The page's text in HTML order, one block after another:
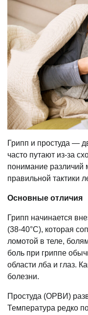
Грипп и простуда —
часто путают из-за
понимание
правильной тактики
Основные отличия
Грипп начинается
(38-40°С), которая
ломотой в теле,
боль при гриппе
области лба и глаз.
болезни.
Простуда (ОРВИ)
Температура редко